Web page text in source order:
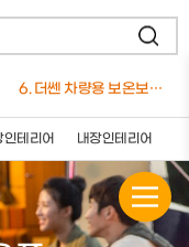
4. 더쎈 차량용 유선 청소기 12V
5. 요술쿨링방석(4팬)
7. 더쎈 트리플 엑스 실리콘 와이퍼 650mm
9. 더쎈 차량용 슬림플러스 3D 통풍 쿨시트
10. 더쎈 5세대 브러쉬매트
1. 버킷돌리+고급형바퀴세트
인테리어 내장인테리어